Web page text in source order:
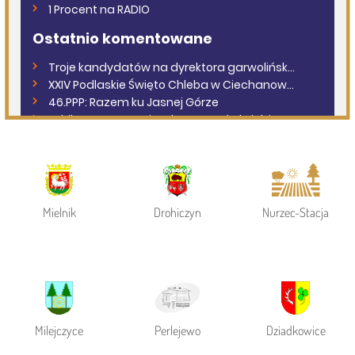
Powiat Siemiatycki Siemiatycze Gmina Siemiatycze
Mielnik Drohiczyn Nurzec-Stacja
Milejczyce Perlejewo Dziadkowice